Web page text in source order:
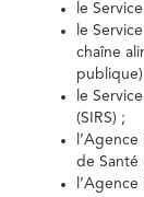
le
le
chaîne
le
(SIRS) ;
de Santé